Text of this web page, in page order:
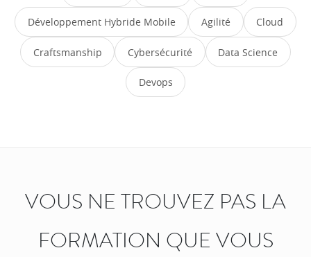
Développement Hybride Mobile Agilité Cloud
Craftsmanship Cybersécurité Data Science
Devops
VOUS NE TROUVEZ PAS LA
FORMATION QUE VOUS